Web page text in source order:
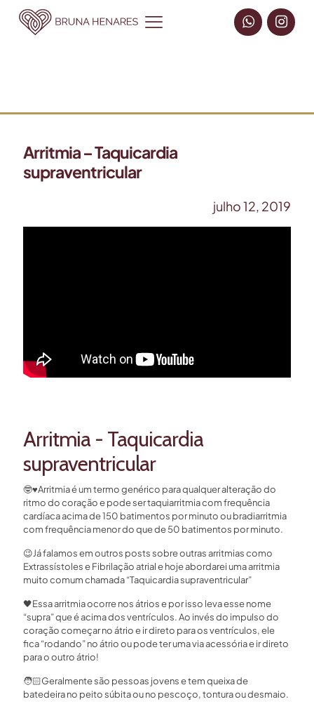
Arritmia – Taquicardia
supraventricular
julho 12, 2019
Arritmia - Taquicardia
supraventricular
🤓♥️Arritmia é um termo genérico para qualquer alteração do
ritmo do coração e pode ser taquiarritmia com frequência
cardíaca acima de 150 batimentos por minuto ou bradiarritmia
com frequência menor do que de 50 batimentos por minuto.
😉Já falamos em outros posts sobre outras arritmias como
Extrassístoles e Fibrilação atrial e hoje abordarei uma arritmia
muito comum chamada “Taquicardia supraventricular”
🖤Essa arritmia ocorre nos átrios e por isso leva esse nome
“supra” que éacima dos ventrículos. Ao invés do impulso do
coração começar no átrio e ir direto para os ventrículos, ele
fica “rodando” no átrio ou pode ter uma via acessória e ir direto
para o outro átrio!
🧑🏻Geralmente são pessoas jovens e tem queixa de
batedeira no peito súbita ou no pescoço, tontura ou desmaio.